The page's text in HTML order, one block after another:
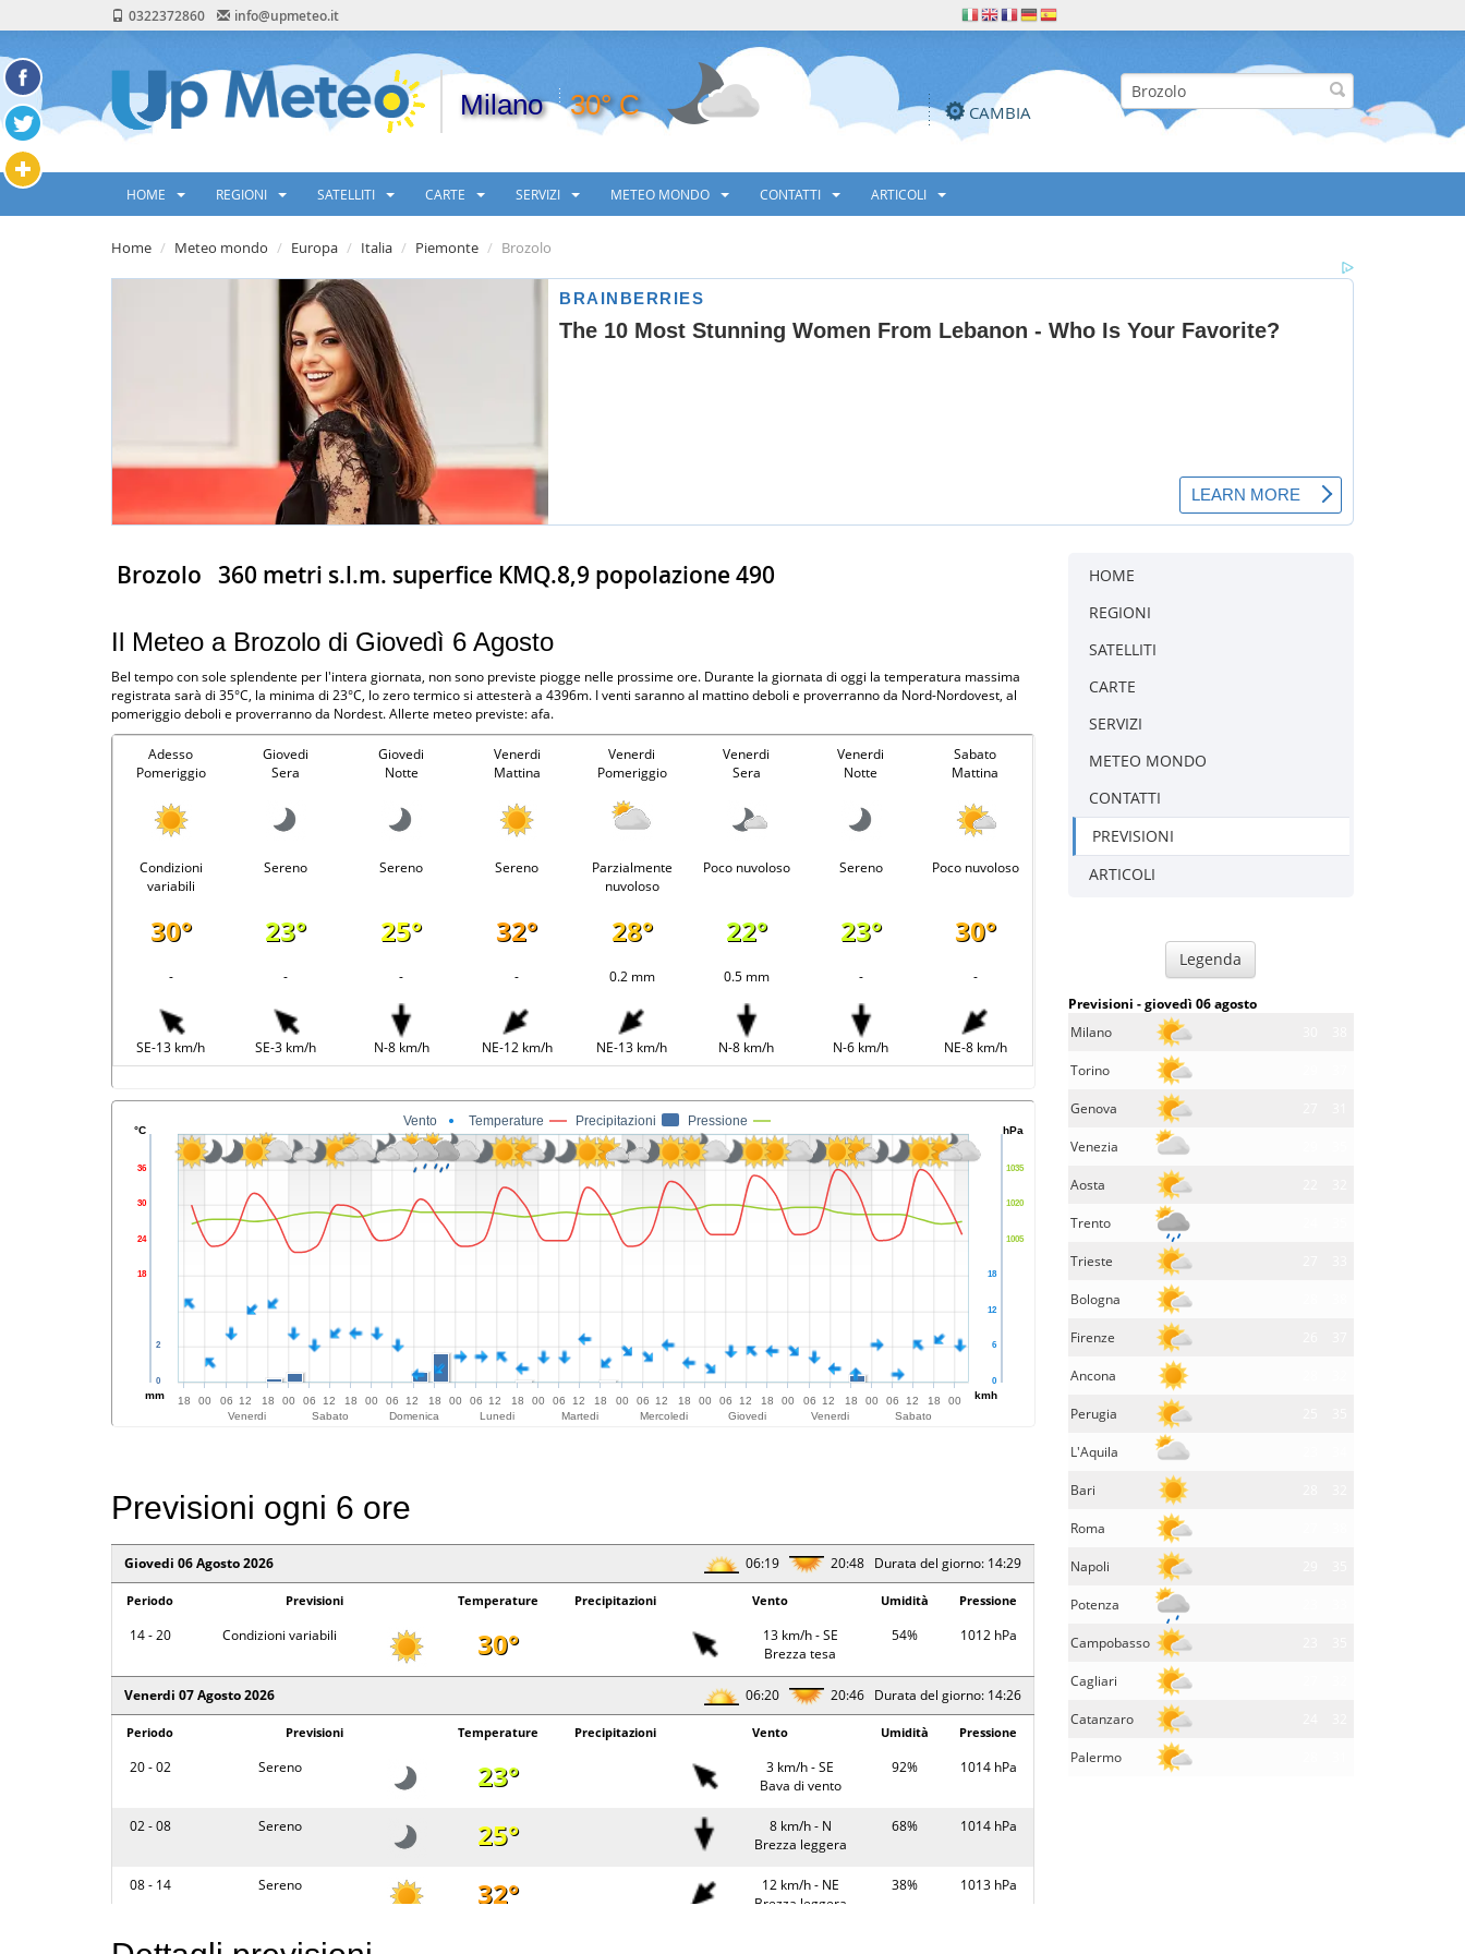
0322372860 info@upmeteo.it
Milano 30° C CAMBIA
HOME REGIONI SATELLITI CARTE SERVIZI METEO MONDO CONTATTI ARTICOLI
Home Meteo mondo Europa Italia Piemonte Brozolo
HOME
REGIONI
SATELLITI
CARTE
SERVIZI
METEO MONDO
CONTATTI
PREVISIONI
ARTICOLI
Legenda
Previsioni - giovedì 06 agosto
Milano
Torino
Genova
Venezia
Aosta
Trento
Trieste
Bologna
Firenze
Ancona
Perugia
L'Aquila
Bari
Roma
Napoli
Potenza
Campobasso
Cagliari
Catanzaro
Palermo
Brozolo 360 metri s.l.m. superfice KMQ.8,9 popolazione 490
Il Meteo a Brozolo di Giovedì 6 Agosto
Bel tempo con sole splendente per l'intera giornata, non sono previste piogge nelle prossime ore. Durante la giornata di oggi la temperatura massima
registrata sarà di 35°C, la minima di 23°C, lo zero termico si attesterà a 4396m. I venti saranno al mattino deboli e proverranno da Nord-Nordovest, al
pomeriggio deboli e proverranno da Nordest. Allerte meteo previste: afa.
Adesso
Pomeriggio
Giovedi
Sera
Giovedi
Notte
Venerdi
Mattina
Venerdi
Pomeriggio
Venerdi
Sera
Venerdi
Notte
Sabato
Mattina
Condizioni
variabili
Sereno Sereno Sereno
Parzialmente
nuvoloso
Poco nuvoloso Sereno Poco nuvoloso
30° 23° 25° 32° 28° 22° 23° 30°
- - - - 0.2 mm 0.5 mm - -
SE-13 km/h SE-3 km/h N-8 km/h NE-12 km/h NE-13 km/h N-8 km/h N-6 km/h NE-8 km/h
°C
mm kmh
hPa
Pressione
Precipitazioni
Temperature
Vento
18 00 06
12
Venerdi
18 00 06
12
Sabato
18 00 06
12
Domenica
18 00 06
12
Lunedi
18 00 06
12
Martedi
18 00 06
12
Mercoledi
18 00 06
12
Giovedi
18 00 06
12
Venerdi
18 00 06
12
Sabato
18 00
18
24
30
36
0
2
0
6
12
18
1005
1020
1035
Previsioni ogni 6 ore
Giovedi 06 Agosto 2026 06:19 20:48 Durata del giorno: 14:29
Periodo Previsioni Temperature Precipitazioni Vento Umidità Pressione
14 - 20 Condizioni variabili 30°
13 km/h - SE
Brezza tesa
54% 1012 hPa
Venerdi 07 Agosto 2026 06:20 20:46 Durata del giorno: 14:26
Periodo Previsioni Temperature Precipitazioni Vento Umidità Pressione
20 - 02 Sereno 23°
3 km/h - SE
Bava di vento
92% 1014 hPa
02 - 08 Sereno 25°
8 km/h - N
Brezza leggera
68% 1014 hPa
08 - 14 Sereno 32°
12 km/h - NE
Brezza leggera
38% 1013 hPa
14 - 20 Parzialmente nuvoloso